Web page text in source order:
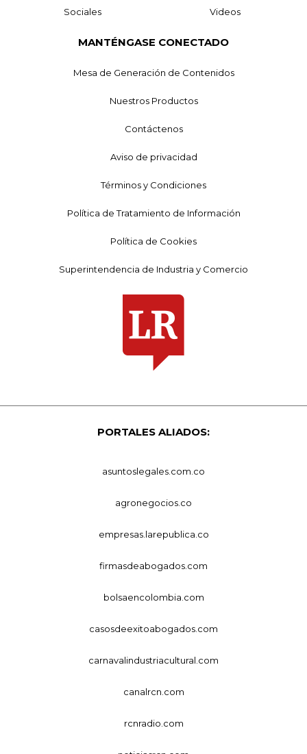
Sociales Videos
MANTÉNGASE CONECTADO
Mesa de Generación de Contenidos
Nuestros Productos
Contáctenos
Aviso de privacidad
Términos y Condiciones
Política de Tratamiento de Información
Política de Cookies
Superintendencia de Industria y Comercio
PORTALES ALIADOS:
asuntoslegales.com.co
agronegocios.co
empresas.larepublica.co
firmasdeabogados.com
bolsaencolombia.com
casosdeexitoabogados.com
carnavalindustriacultural.com
canalrcn.com
rcnradio.com